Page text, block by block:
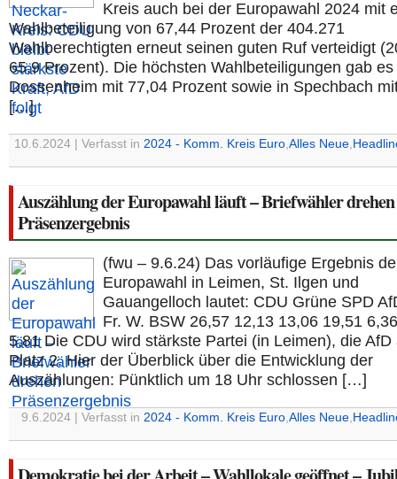
Kreis auch bei der Europawahl 2024 mit
Wahlbeteiligung von 67,44 Prozent der 404.271
Wahlberechtigten erneut seinen guten Ruf verteidigt
65,9 Prozent). Die höchsten Wahlbeteiligungen gab es
Dossenheim mit 77,04 Prozent sowie in Spechbach
[…]
10.6.2024 | Verfasst in 2024 - Komm. Kreis Euro,Alles Neue,
Auszählung der Europawahl läuft – Briefwähler drehen
Präsenzergebnis
(fwu – 9.6.24) Das vorläufige Ergebnis
Europawahl in Leimen, St. Ilgen und
Gauangelloch lautet: CDU Grüne SPD
Fr. W. BSW 26,57 12,13 13,06 19,51
5,81 Die CDU wird stärkste Partei (in Leimen), die AfD
Platz 2. Hier der Überblick über die Entwicklung der
Auszählungen: Pünktlich um 18 Uhr schlossen […]
9.6.2024 | Verfasst in 2024 - Komm. Kreis Euro,Alles Neue,